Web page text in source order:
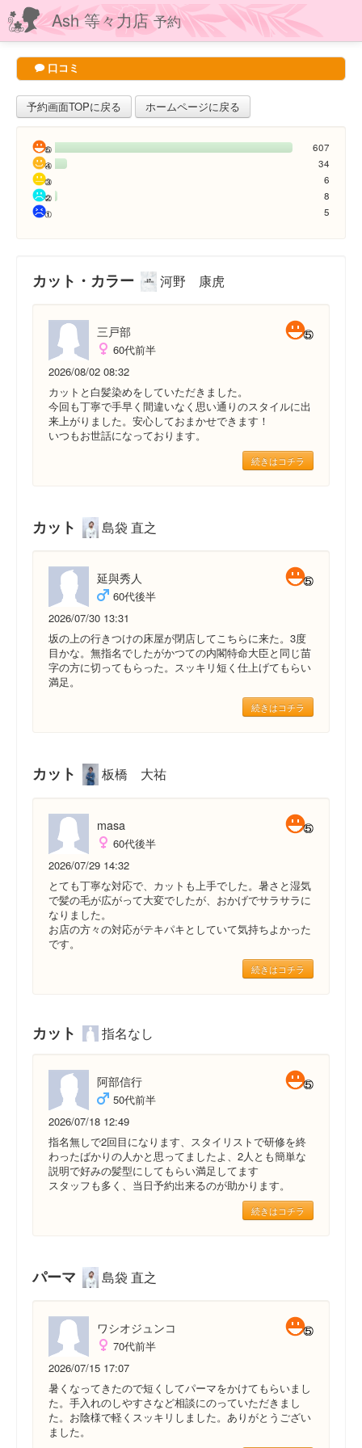
Ash 等々力店予約
口コミ
予約画面TOPに戻る ホームページに戻る
607
34
6
8
5
カット・カラー 河野 康虎
三戸部
60代前半
2026/08/02 08:32
カットと白髪染めをしていただきました。
今回も丁寧で手早く間違いなく思い通りのスタイルに出
来上がりました。安心しておまかせできます！
いつもお世話になっております。
続きはコチラ
カット 島袋 直之
延與秀人
60代後半
2026/07/30 13:31
坂の上の行きつけの床屋が閉店してこちらに来た。3度
目かな。無指名でしたがかつての内閣特命大臣と同じ苗
字の方に切ってもらった。スッキリ短く仕上げてもらい
満足。
続きはコチラ
カット 板橋 大祐
masa
60代後半
2026/07/29 14:32
とても丁寧な対応で、カットも上手でした。暑さと湿気
で髪の毛が広がって大変でしたが、おかげでサラサラに
なりました。
お店の方々の対応がテキパキとしていて気持ちよかった
です。
続きはコチラ
カット 指名なし
阿部信行
50代前半
2026/07/18 12:49
指名無しで2回目になります、スタイリストで研修を終
わったばかりの人かと思ってましたよ、2人とも簡単な
説明で好みの髪型にしてもらい満足してます
スタッフも多く、当日予約出来るのが助かります。
続きはコチラ
パーマ 島袋 直之
ワシオジュンコ
70代前半
2026/07/15 17:07
暑くなってきたので短くしてパーマをかけてもらいまし
た。手入れのしやすさなど相談にのっていただきまし
た。お陰様で軽くスッキリしました。ありがとうござい
ました。